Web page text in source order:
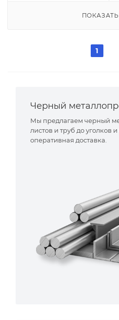
1
Черный
Мы предлагаем черный
листов и труб до уголков
оперативная доставка.